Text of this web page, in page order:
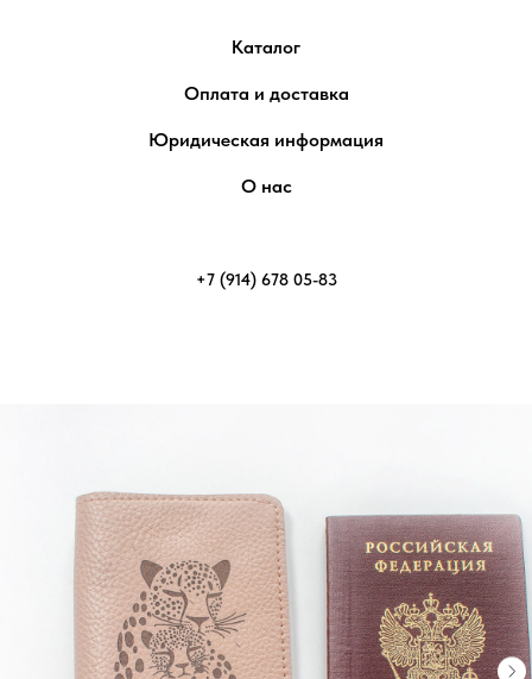
Каталог
Оплата и доставка
Юридическая информация
О нас
+7 (914) 678 05-83